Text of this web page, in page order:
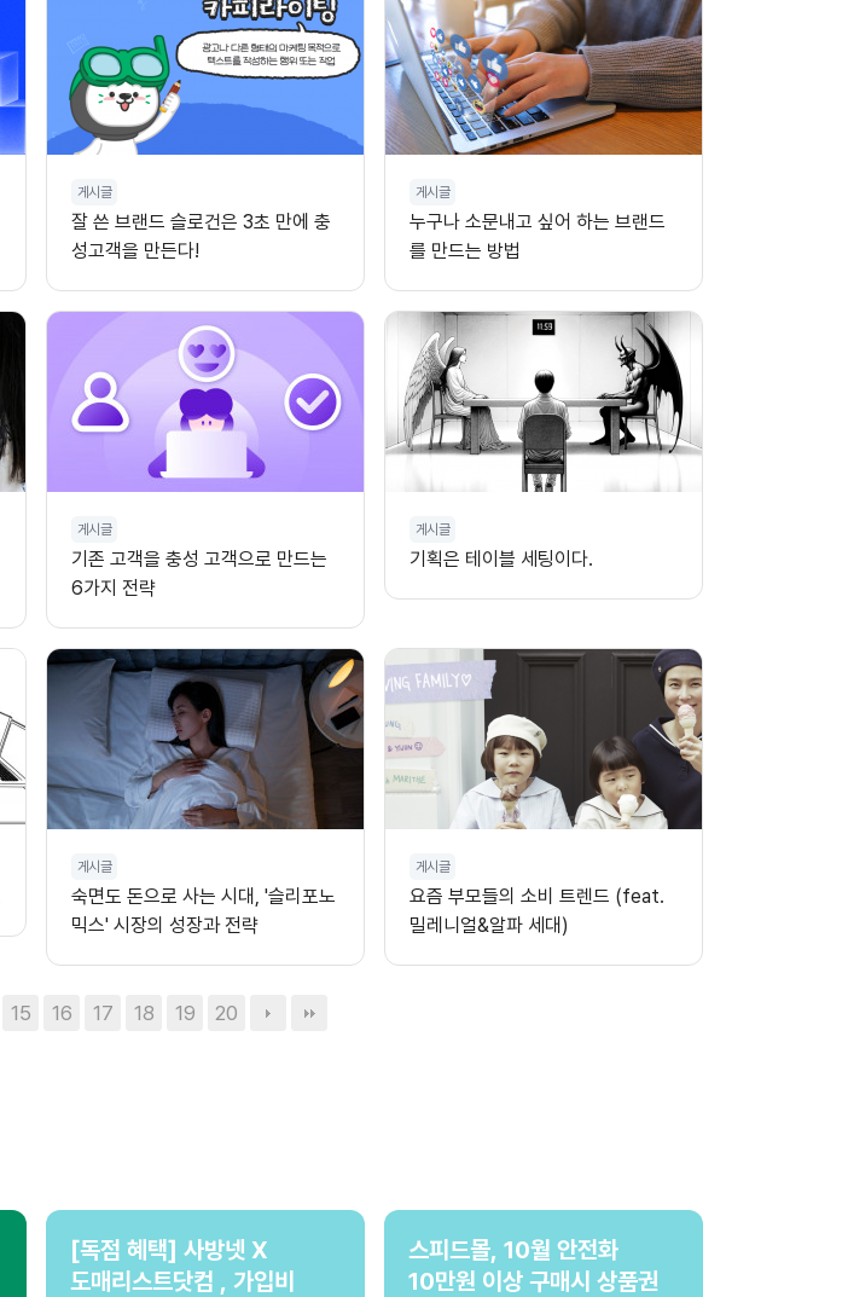
게시글
잘 쓴 브랜드 슬로건은 3초 만에 충
성고객을 만든다!
게시글
누구나 소문내고 싶어 하는 브랜드
를 만드는 방법
게시글
기존 고객을 충성 고객으로 만드는
6가지 전략
게시글
기획은 테이블 세팅이다.
게시글
숙면도 돈으로 사는 시대, '슬리포노
믹스' 시장의 성장과 전략
게시글
요즘 부모들의 소비 트렌드 (feat.
밀레니얼&알파 세대)
15 16 17 18 19 20
[독점 혜택] 사방넷 X
도매리스트닷컴 , 가입비
스피드몰, 10월 안전화
10만원 이상 구매시 상품권